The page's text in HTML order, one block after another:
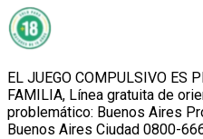
EL JUEGO COMPULSIVO ES
FAMILIA, Línea gratuita de
problemático: Buenos Aires
Buenos Aires Ciudad 0800-